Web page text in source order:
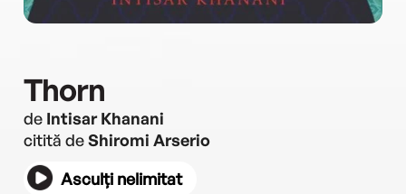
Thorn
de Intisar Khanani
citită deShiromi Arserio
Asculți nelimitat